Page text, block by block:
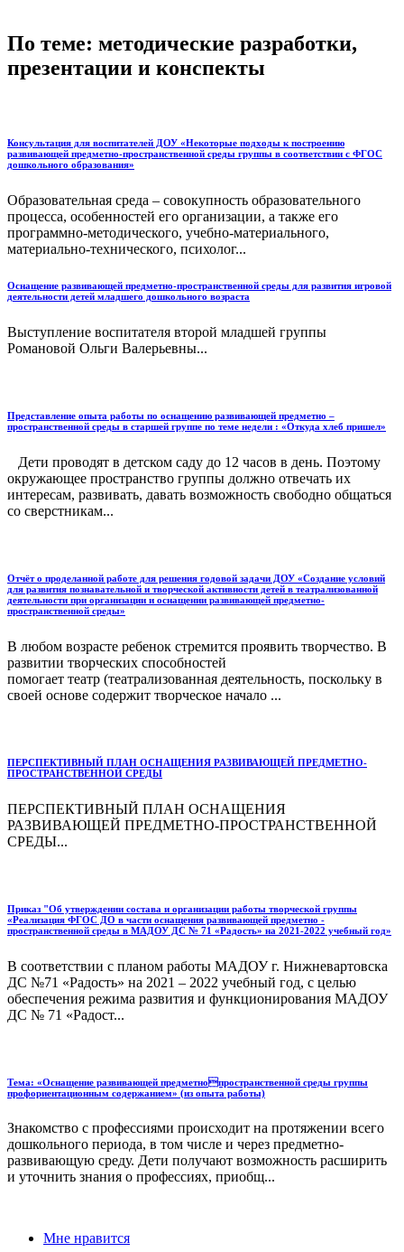
По теме: методические разработки,
презентации и конспекты
Консультация для воспитателей ДОУ «Некоторые подходы к построению
развивающей предметно-пространственной среды группы в соответствии с ФГОС
дошкольного образования»
Образовательная среда – совокупность образовательного
процесса, особенностей его организации, а также его
программно-методического, учебно-материального,
материально-технического, психолог...
Оснащение развивающей предметно-пространственной среды для развития игровой
деятельности детей младшего дошкольного возраста
Выступление воспитателя второй младшей группы
Романовой Ольги Валерьевны...
Представление опыта работы по оснащению развивающей предметно –
пространственной среды в старшей группе по теме недели : «Откуда хлеб пришел»
Дети проводят в детском саду до 12 часов в день. Поэтому
окружающее пространство группы должно отвечать их
интересам, развивать, давать возможность свободно общаться
со сверстникам...
Отчёт о проделанной работе для решения годовой задачи ДОУ «Создание условий
для развития познавательной и творческой активности детей в театрализованной
деятельности при организации и оснащении развивающей предметно-
пространственной среды»
В любом возрасте ребенок стремится проявить творчество. В
развитии творческих способностей
помогает театр (театрализованная деятельность, поскольку в
своей основе содержит творческое начало ...
ПЕРСПЕКТИВНЫЙ ПЛАН ОСНАЩЕНИЯ РАЗВИВАЮЩЕЙ ПРЕДМЕТНО-
ПРОСТРАНСТВЕННОЙ СРЕДЫ
ПЕРСПЕКТИВНЫЙ ПЛАН ОСНАЩЕНИЯ
РАЗВИВАЮЩЕЙ ПРЕДМЕТНО-ПРОСТРАНСТВЕННОЙ
СРЕДЫ...
Приказ "Об утверждении состава и организации работы творческой группы
«Реализация ФГОС ДО в части оснащения развивающей предметно -
пространственной среды в МАДОУ ДС № 71 «Радость» на 2021-2022 учебный год»
В соответствии с планом работы МАДОУ г. Нижневартовска
ДС №71 «Радость» на 2021 – 2022 учебный год, c целью
обеспечения режима развития и функционирования МАДОУ
ДС № 71 «Радост...
Тема: «Оснащение развивающей предметнопространственной среды группы
профориентационным содержанием» (из опыта работы)
Знакомство с профессиями происходит на протяжении всего
дошкольного периода, в том числе и через предметно-
развивающую среду. Дети получают возможность расширить
и уточнить знания о профессиях, приобщ...
Мне нравится